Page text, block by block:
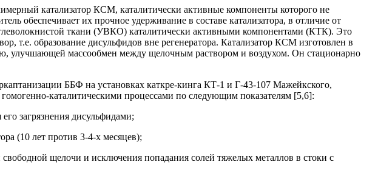
катализатор КСМ, каталитически активные компоненты которого не
обеспечивает их прочное удерживание в составе катализатора, в отличие от
ткани (УВКО) каталитически активными компонентами (КТК). Это
т.е. образование дисульфидов вне регенератора. Катализатор КСМ изготовлен в
улучшающей массообмен между щелочным раствором и воздухом. Он стационарно
ББФ на установках каткре-кинга КТ-1 и Г-43-107 Мажейкского,
каталитическими процессами по следующим показателям [5,6]:
загрязнения дисульфидами;
(10 лет против 3-4-х месяцев);
щелочи и исключения попадания солей тяжелых металлов в стоки с